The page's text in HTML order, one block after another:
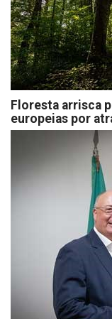
Floresta arrisca
europeias por